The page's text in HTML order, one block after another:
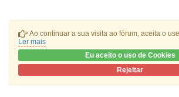
Ao continuar a sua visita ao fórum, aceita o
Ler mais
Eu aceito o uso de Cookies
Rejeitar